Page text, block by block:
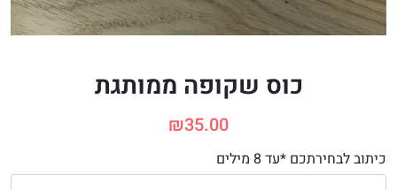
כוס שקופה ממותגת
₪35.00
כיתוב לבחירתכם *עד 8 מילים